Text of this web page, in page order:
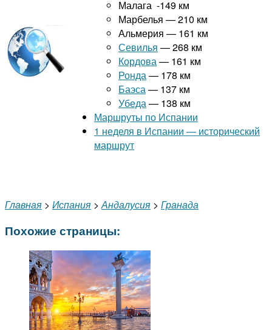
Малага -149 км
Марбелья — 210 км
Альмерия — 161 км
Севилья — 268 км
Кордова— 161 км
Ронда— 178 км
Баэса— 137 км
Убеда— 138 км
Маршруты по Испании
1 неделя в Испании — исторический
маршрут
Главная > Испания >Андалусия > Гранада
Похожие страницы: